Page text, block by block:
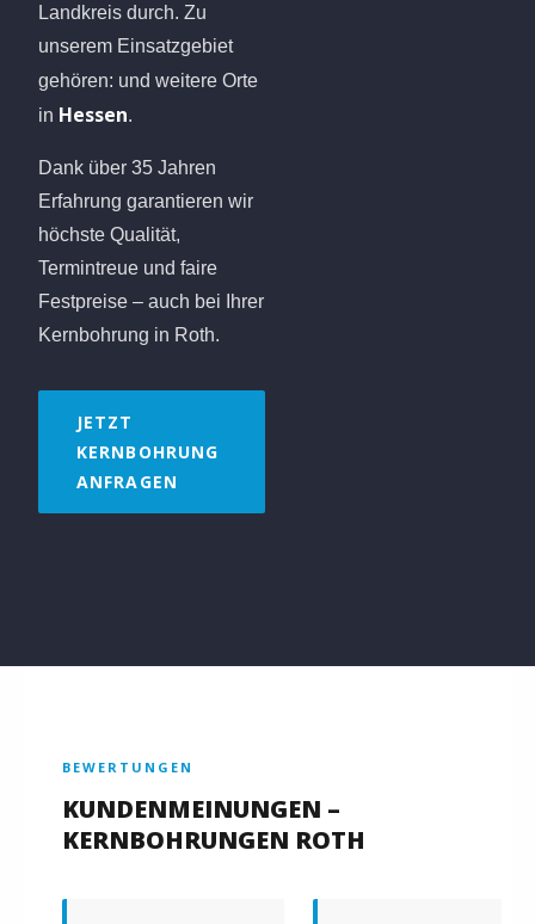
Landkreis durch. Zu
unserem Einsatzgebiet
gehören: und weitere Orte
in Hessen.
Dank über 35 Jahren
Erfahrung garantieren wir
höchste Qualität,
Termintreue und faire
Festpreise – auch bei Ihrer
Kernbohrung in Roth.
JETZT
KERNBOHRUNG
ANFRAGEN
BEWERTUNGEN
KUNDENMEINUNGEN –
KERNBOHRUNGEN ROTH